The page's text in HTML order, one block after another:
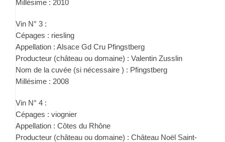
Millésime : 2010
Vin N° 3 :
Cépages : riesling
Appellation : Alsace Gd Cru Pfingstberg
Producteur (château ou domaine) : Valentin Zusslin
Nom de la cuvée (si nécessaire ) : Pfingstberg
Millésime : 2008
Vin N° 4 :
Cépages : viognier
Appellation : Côtes du Rhône
Producteur (château ou domaine) : Château Noël Saint-